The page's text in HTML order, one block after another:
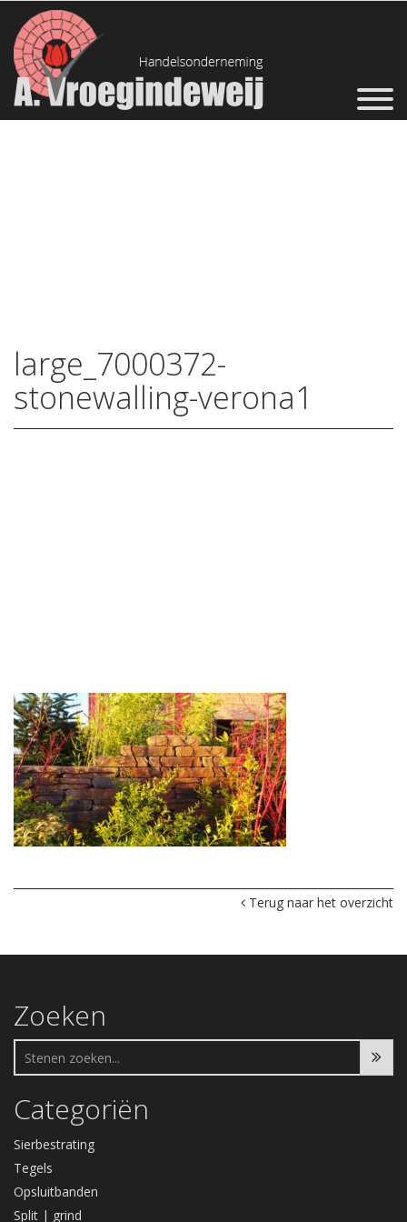
large_7000372-
stonewalling-verona1
Terug naar het overzicht
Zoeken
Categoriën
Sierbestrating
Tegels
Opsluitbanden
Split | grind